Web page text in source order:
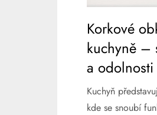
Korkové
kuchyně –
a odolnosti
Kuchyň
kde se snoubí